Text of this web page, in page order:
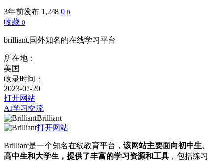
3年前发布 1,248 0 0
收藏 0
brilliant,国外知名的在线学习平台
所在地：
美国
收录时间：
2023-07-20
打开网站
AI学习交流
Brilliant
打开网站
Brilliant是一个知名在线教育平台， 该网站主要面向初中生、
高中生和大学生，提供了丰富的学习资源和工具 ，包括练习